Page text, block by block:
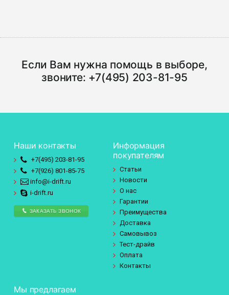
Если Вам нужна помощь в выборе,
звоните: +7(495) 203-81-95
Наши контакты
+7(495) 203-81-95
+7(926) 801-85-75
info@i-drift.ru
i-drift.ru
ЗАКАЗАТЬ ЗВОНОК
Информация
покупателям
Статьи
Новости
О нас
Гарантии
Преимущества
Доставка
Самовывоз
Тест-драйв
Оплата
Контакты
Мы предлагаем